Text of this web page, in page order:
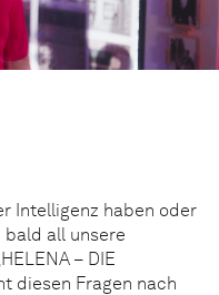
Intelligenz haben oder
bald all unsere
– DIE
diesen Fragen nach